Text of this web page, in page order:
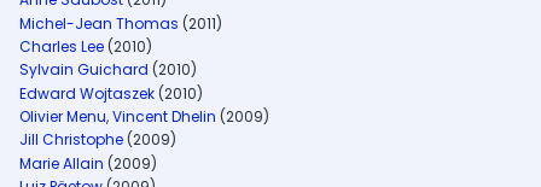
Michel-Jean Thomas (2011)
Charles Lee (2010)
Sylvain Guichard (2010)
Edward Wojtaszek (2010)
Olivier Menu,Vincent Dhelin (2009)
Jill Christophe (2009)
Marie Allain (2009)